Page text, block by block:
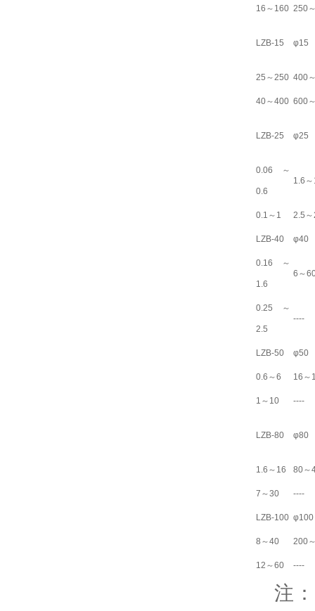
16～160 250
LZB-15 φ15
25～250 400
40～400 600
LZB-25 φ25
0.06～
0.6
1.6
0.1～1 2.5
LZB-40 φ40
0.16～
1.6
6～
0.25～
2.5
----
LZB-50 φ50
0.6～6 16～
1～10 ----
LZB-80 φ80
1.6～16 80～
7～30 ----
LZB-100 φ100
8～40 200
12～60 ----
注：